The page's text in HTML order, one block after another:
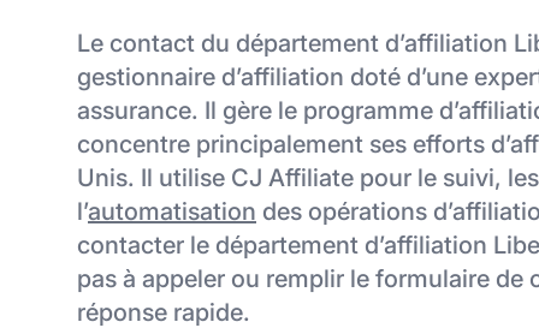
Le contact du département d’affiliation
gestionnaire d’affiliation doté d’une
assurance. Il gère le programme
concentre principalement ses efforts
Unis. Il utilise CJ Affiliate pour le suivi,
l’automatisation des opérations
contacter le département d’affiliation
pas à appeler ou remplir le formulaire de
réponse rapide.